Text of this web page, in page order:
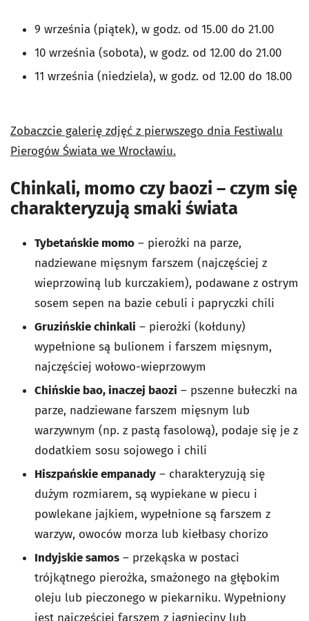
9 września (piątek), w godz. od 15.00 do 21.00
10 września (sobota), w godz. od 12.00 do 21.00
11 września (niedziela), w godz. od 12.00 do 18.00
Zobaczcie galerię zdjęć z pierwszego dnia Festiwalu
Pierogów Świata we Wrocławiu.
Chinkali, momo czy baozi – czym się
charakteryzują smaki świata
Tybetańskie momo – pierożki na parze,
nadziewane mięsnym farszem (najczęściej z
wieprzowiną lub kurczakiem), podawane z ostrym
sosem sepen na bazie cebuli i papryczki chili
Gruzińskie chinkali – pierożki (kołduny)
wypełnione są bulionem i farszem mięsnym,
najczęściej wołowo-wieprzowym
Chińskie bao, inaczej baozi – pszenne bułeczki na
parze, nadziewane farszem mięsnym lub
warzywnym (np. z pastą fasolową), podaje się je z
dodatkiem sosu sojowego i chili
Hiszpańskie empanady – charakteryzują się
dużym rozmiarem, są wypiekane w piecu i
powlekane jajkiem, wypełnione są farszem z
warzyw, owoców morza lub kiełbasy chorizo
Indyjskie samos – przekąska w postaci
trójkątnego pierożka, smażonego na głębokim
oleju lub pieczonego w piekarniku. Wypełniony
jest najczęściej farszem z jagnięciny lub